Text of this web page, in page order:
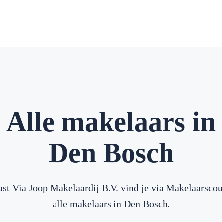
Alle makelaars in
Den Bosch
Via Joop Makelaardij B.V. vind je via
alle makelaars in Den Bosch.